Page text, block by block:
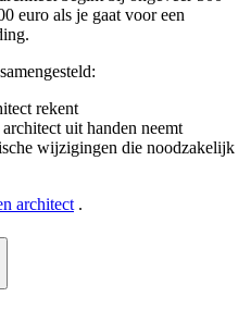
euro als je gaat voor een
rekent
uit handen neemt
wijzigingen die noodzakelijk
architect .